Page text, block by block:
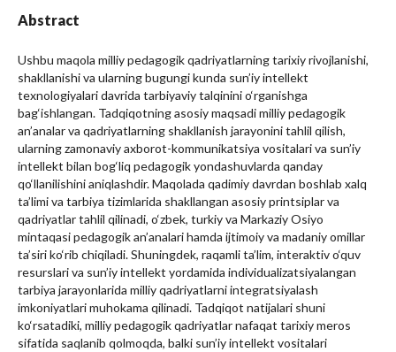
Abstract
Ushbu maqola milliy pedagogik qadriyatlarning tarixiy rivojlanishi,
shakllanishi va ularning bugungi kunda sun’iy intellekt
texnologiyalari davrida tarbiyaviy talqinini o‘rganishga
bag‘ishlangan. Tadqiqotning asosiy maqsadi milliy pedagogik
an’analar va qadriyatlarning shakllanish jarayonini tahlil qilish,
ularning zamonaviy axborot-kommunikatsiya vositalari va sun’iy
intellekt bilan bog‘liq pedagogik yondashuvlarda qanday
qo‘llanilishini aniqlashdir. Maqolada qadimiy davrdan boshlab xalq
ta’limi va tarbiya tizimlarida shakllangan asosiy printsiplar va
qadriyatlar tahlil qilinadi, o‘zbek, turkiy va Markaziy Osiyo
mintaqasi pedagogik an’analari hamda ijtimoiy va madaniy omillar
ta’siri ko‘rib chiqiladi. Shuningdek, raqamli ta’lim, interaktiv o‘quv
resurslari va sun’iy intellekt yordamida individualizatsiyalangan
tarbiya jarayonlarida milliy qadriyatlarni integratsiyalash
imkoniyatlari muhokama qilinadi. Tadqiqot natijalari shuni
ko‘rsatadiki, milliy pedagogik qadriyatlar nafaqat tarixiy meros
sifatida saqlanib qolmoqda, balki sun’iy intellekt vositalari